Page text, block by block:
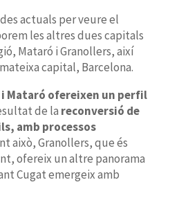
actuals per veure el
les altres dues capitals
Mataró i Granollers, així
capital, Barcelona.
i Mataró ofereixen un perfil
de la reconversió de
amb processos
això, Granollers, que és
ofereix un altre panorama
Cugat emergeix amb